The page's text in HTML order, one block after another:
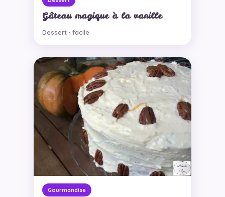
Gâteau magique à la vanille
Dessert · facile
Gourmandise